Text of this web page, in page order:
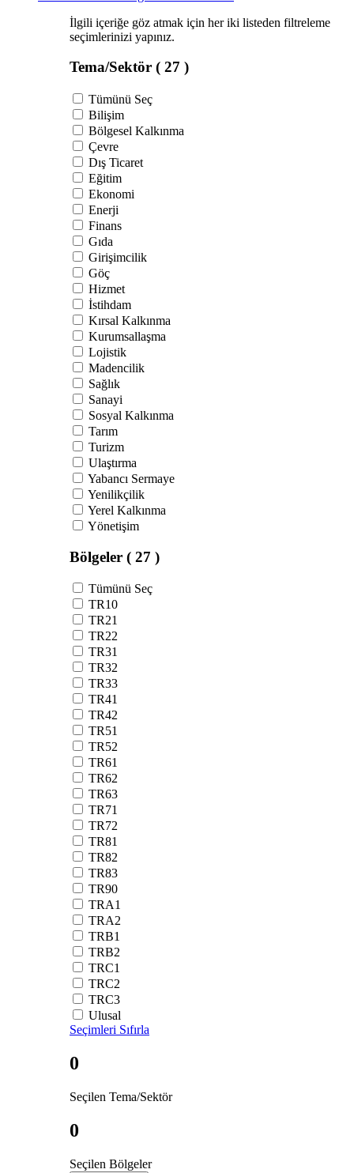
İlgili içeriğe göz atmak için her iki listeden filtreleme
seçimlerinizi yapınız.
Tema/Sektör ( 27 )
Tümünü Seç
Bilişim
Bölgesel Kalkınma
Çevre
Dış Ticaret
Eğitim
Ekonomi
Enerji
Finans
Gıda
Girişimcilik
Göç
Hizmet
İstihdam
Kırsal Kalkınma
Kurumsallaşma
Lojistik
Madencilik
Sağlık
Sanayi
Sosyal Kalkınma
Tarım
Turizm
Ulaştırma
Yabancı Sermaye
Yenilikçilik
Yerel Kalkınma
Yönetişim
Bölgeler ( 27 )
Tümünü Seç
TR10
TR21
TR22
TR31
TR32
TR33
TR41
TR42
TR51
TR52
TR61
TR62
TR63
TR71
TR72
TR81
TR82
TR83
TR90
TRA1
TRA2
TRB1
TRB2
TRC1
TRC2
TRC3
Ulusal
Seçimleri Sıfırla
0
Seçilen Tema/Sektör
0
Seçilen Bölgeler